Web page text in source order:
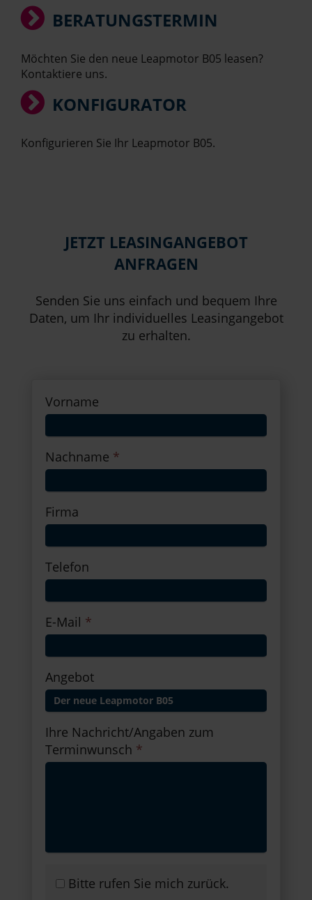
BERATUNGSTERMIN
Möchten Sie den neue Leapmotor B05 leasen?
Kontaktiere uns.
KONFIGURATOR
Konfigurieren Sie Ihr Leapmotor B05.
JETZT LEASINGANGEBOT
ANFRAGEN
Senden Sie uns einfach und bequem Ihre
Daten, um Ihr individuelles Leasingangebot
zu erhalten.
Vorname
Nachname *
Firma
Telefon
E-Mail *
Angebot
Ihre Nachricht/Angaben zum
Terminwunsch *
Bitte rufen Sie mich zurück.